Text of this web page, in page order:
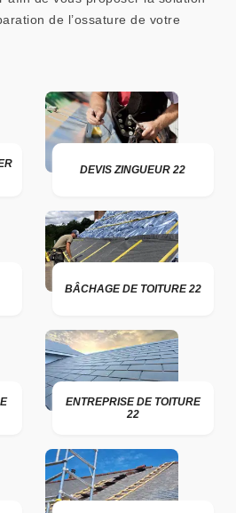
de l’ossature de votre
DEVIS ZINGUEUR 22
BÂCHAGE DE TOITURE 22
ENTREPRISE DE TOITURE
22